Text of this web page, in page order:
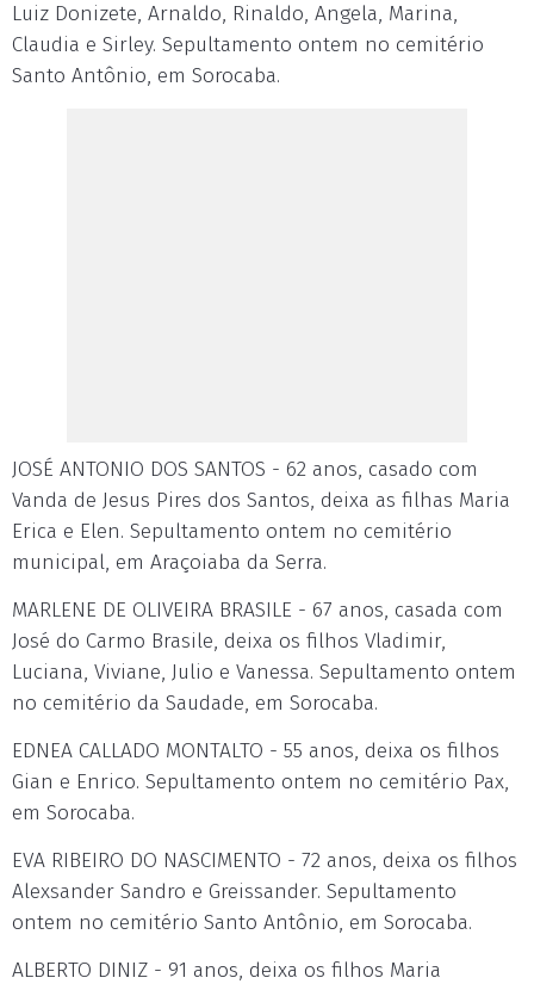
Luiz Donizete, Arnaldo, Rinaldo, Angela, Marina,
Claudia e Sirley. Sepultamento ontem no cemitério
Santo Antônio, em Sorocaba.
JOSÉ ANTONIO DOS SANTOS - 62 anos, casado com
Vanda de Jesus Pires dos Santos, deixa as filhas Maria
Erica e Elen. Sepultamento ontem no cemitério
municipal, em Araçoiaba da Serra.
MARLENE DE OLIVEIRA BRASILE - 67 anos, casada com
José do Carmo Brasile, deixa os filhos Vladimir,
Luciana, Viviane, Julio e Vanessa. Sepultamento ontem
no cemitério da Saudade, em Sorocaba.
EDNEA CALLADO MONTALTO - 55 anos, deixa os filhos
Gian e Enrico. Sepultamento ontem no cemitério Pax,
em Sorocaba.
EVA RIBEIRO DO NASCIMENTO - 72 anos, deixa os filhos
Alexsander Sandro e Greissander. Sepultamento
ontem no cemitério Santo Antônio, em Sorocaba.
ALBERTO DINIZ - 91 anos, deixa os filhos Maria